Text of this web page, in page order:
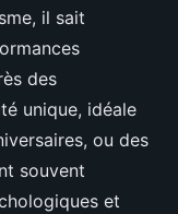
il sait
des
unique, idéale
ou des
souvent
et